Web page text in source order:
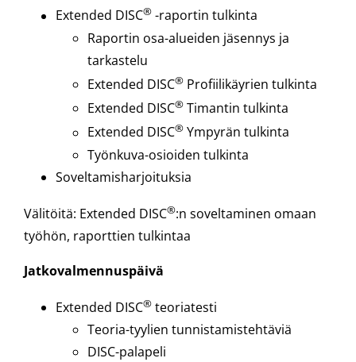
Extended DISC® -raportin tulkinta
Raportin osa-alueiden jäsennys ja
tarkastelu
Extended DISC® Profiilikäyrien tulkinta
Extended DISC® Timantin tulkinta
Extended DISC® Ympyrän tulkinta
Työnkuva-osioiden tulkinta
Soveltamisharjoituksia
Välitöitä: Extended DISC®:n soveltaminen omaan
työhön, raporttien tulkintaa
Jatkovalmennuspäivä
Extended DISC® teoriatesti
Teoria-tyylien tunnistamistehtäviä
DISC-palapeli